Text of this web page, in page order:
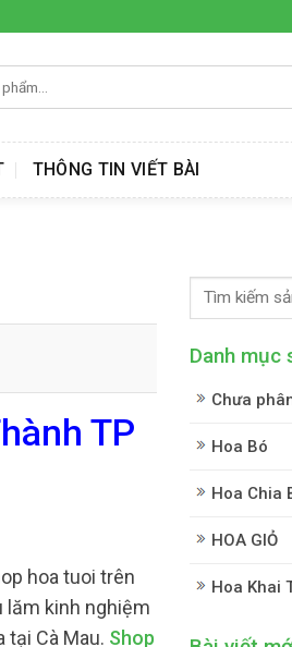
THÔNG TIN VIẾT BÀI
TP
hoa tuoi trên
lăm kinh nghiệm
Cà Mau. Shop
Danh mục
Chưa
Hoa Bó
Hoa Chia
HOA GIỎ
Hoa Khai